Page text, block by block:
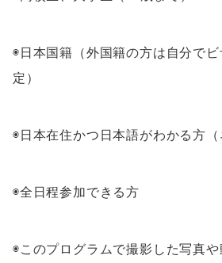
◉日本国籍（外国籍の方は自分で
定）
◉日本在住かつ日本語がわかる方（
◉全日程参加できる方
◉このプログラムで撮影した写真